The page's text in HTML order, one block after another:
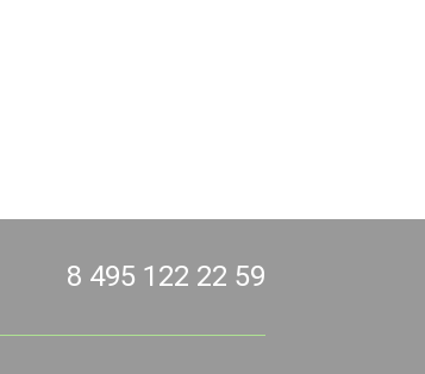
8 495 122 22 59